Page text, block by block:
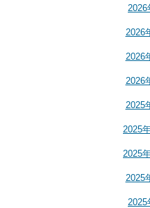
2026
2026
2026
2026
2025
2025
2025
2025
2025